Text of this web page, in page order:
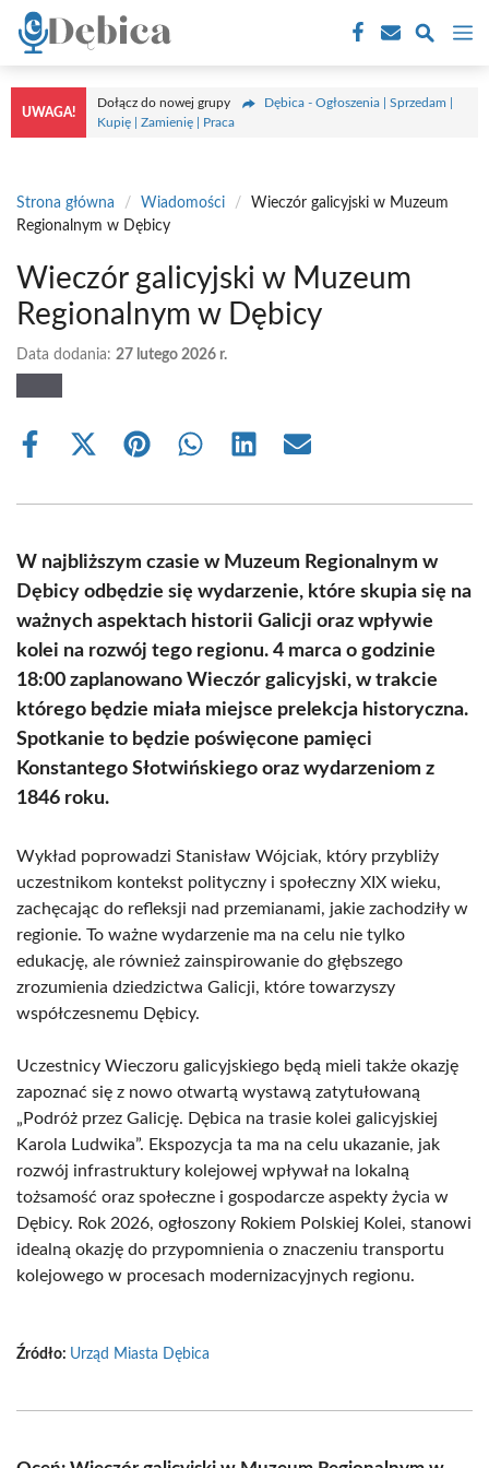
Przejdź
treści
UWAGA!
Dołącz do nowej grupy
Dębica - Ogłoszenia | Sprzedam |
Kupię | Zamienię | Praca
Strona główna / Wiadomości /
Wieczór galicyjski w Muzeum
Regionalnym w Dębicy
Wieczór galicyjski w Muzeum
Regionalnym w Dębicy
Data dodania: 27 lutego 2026 r.
Share
Share
(Twitter)
Share Share Share Share
W najbliższym czasie w Muzeum Regionalnym w
Dębicy odbędzie się wydarzenie, które skupia się na
ważnych aspektach historii Galicji oraz wpływie
kolei na rozwój tego regionu. 4 marca o godzinie
18:00 zaplanowano Wieczór galicyjski, w trakcie
którego będzie miała miejsce prelekcja historyczna.
Spotkanie to będzie poświęcone pamięci
Konstantego Słotwińskiego oraz wydarzeniom z
1846 roku.
Wykład poprowadzi Stanisław Wójciak, który przybliży
uczestnikom kontekst polityczny i społeczny XIX wieku,
zachęcając do refleksji nad przemianami, jakie zachodziły w
regionie. To ważne wydarzenie ma na celu nie tylko
edukację, ale również zainspirowanie do głębszego
zrozumienia dziedzictwa Galicji, które towarzyszy
współczesnemu Dębicy.
Uczestnicy Wieczoru galicyjskiego będą mieli także okazję
zapoznać się z nowo otwartą wystawą zatytułowaną
„Podróż przez Galicję. Dębica na trasie kolei galicyjskiej
Karola Ludwika”. Ekspozycja ta ma na celu ukazanie, jak
rozwój infrastruktury kolejowej wpływał na lokalną
tożsamość oraz społeczne i gospodarcze aspekty życia w
Dębicy. Rok 2026, ogłoszony Rokiem Polskiej Kolei, stanowi
idealną okazję do przypomnienia o znaczeniu transportu
kolejowego w procesach modernizacyjnych regionu.
Źródło: Urząd Miasta Dębica